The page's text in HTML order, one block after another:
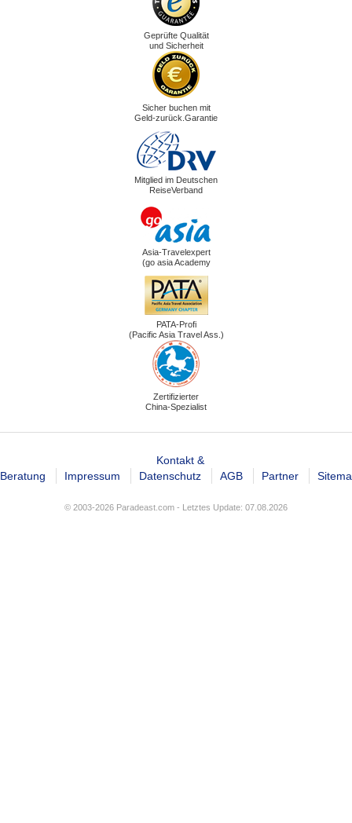
Geprüfte Qualität
und Sicherheit
Sicher buchen mit
Geld-zurück.Garantie
Mitglied im Deutschen
ReiseVerband
Asia-Travelexpert
(go asia Academy
PATA-Profi
(Pacific Asia Travel Ass.)
Zertifizierter
China-Spezialist
Kontakt &
Beratung
Impressum Datenschutz AGB Partner
© 2003-2026 Paradeast.com - Letztes Update: 07.08.2026